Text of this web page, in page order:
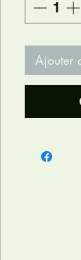
Ajouter